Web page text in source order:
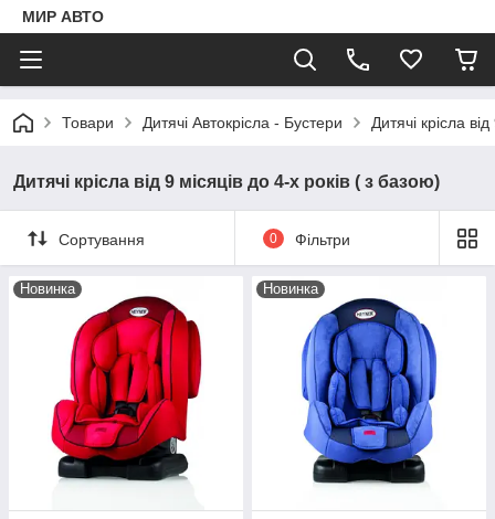
МИР АВТО
Товари Дитячі Автокрісла - Бустери Дитячі крісла
Дитячі крісла від 9 місяців до 4-х років ( з базою)
Сортування 0 Фільтри
Новинка Новинка